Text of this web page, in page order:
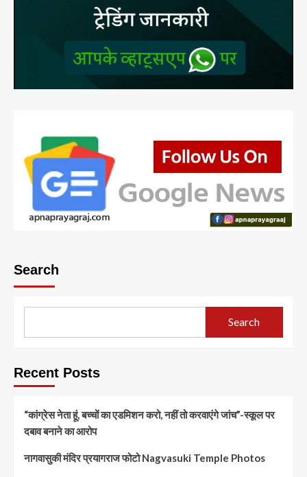
Search
Search
Recent Posts
“कांग्रेस नेता हूं, बच्चों का एडमिशन करो, नहीं तो करवाएंगे जांच”-स्कूल पर
दबाव बनाने का आरोप
नागवासुकी मंदिर प्रयागराज फोटो Nagvasuki Temple Photos